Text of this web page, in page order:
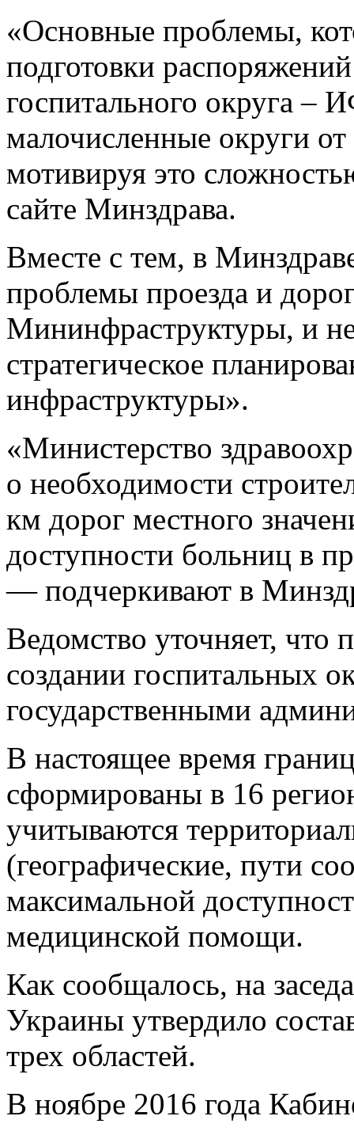
«Основные проблемы,
подготовки
госпитального округа –
малочисленные округи
мотивируя это
сайте Минздрава.
Вместе с тем, в
проблемы проезда и
Мининфраструктуры, и
стратегическое
инфраструктуры».
«Министерство
о необходимости
км дорог местного
доступности больниц в
— подчеркивают в
Ведомство уточняет, что
создании госпитальных
государственными
В настоящее время
сформированы в 16
учитываются
(географические, пути
максимальной
медицинской помощи.
Как сообщалось, на
Украины утвердило
трех областей.
В ноябре 2016 года